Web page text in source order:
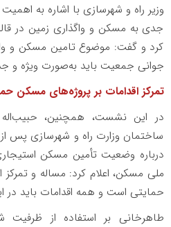
وزیر راه و شهرسازی با اشاره به
جدی به مسکن و واگذاری زمین در
کرد و گفت: موضوع تامین مسکن و
جوانی جمعیت باید به‌صورت ویژه و
تمرکز اقدامات بر پروژه‌های مسکن
در این نشست، همچنین،
ساختمان وزارت راه و شهرسازی پس
درباره وضعیت تأمین مسکن
ملی مسکن، اعلام کرد: مساله و
حمایتی است و همه اقدامات باید در
طاهرخانی بر استفاده از